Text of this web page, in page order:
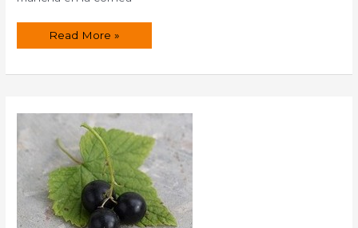
Agrimonia
medicinales.
Read More »